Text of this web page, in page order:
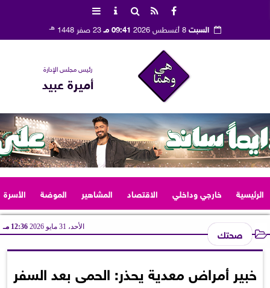
السبت8 أغسطس 2026 09:41 مـ 23 صفر 1448 هـ
رئيس مجلس الإدارة
أميرة عبيد
الرئيسية خارجي وداخلي الاقتصاد المشاهير الموضة الأسرة
صحتك الأحد، 31 مايو 2026 12:36 مـ
خبير أمراض معدية يحذر: الحمى بعد السفر